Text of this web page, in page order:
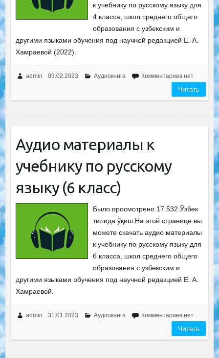
к учебнику по русскому языку для
4 класса, школ среднего общего
образования с узбекским и
другими языками обучения под научной редакцией Е. А.
Хамраевой (2022).
admin 03.02.2023 Аудиокнига Комментариев нет
Читать
Аудио материалы к
учебнику по русскому
языку (6 класс)
Было просмотрено 17 532 Ўзбек
тилида ўқиш На этой странице вы
можете скачать аудио материалы
к учебнику по русскому языку для
6 класса, школ среднего общего
образования с узбекским и
другими языками обучения под научной редакцией Е. А.
Хамраевой.
admin 31.01.2023 Аудиокнига Комментариев нет
Читать